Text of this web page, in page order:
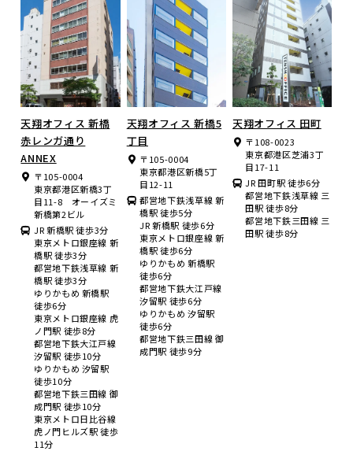
天翔オフィス 新橋
赤レンガ通り
ANNEX
〒105-0004
東京都港区新橋3丁
目11-8 オーイズミ
新橋第2ビル
JR 新橋駅 徒歩3分
東京メトロ銀座線 新
橋駅 徒歩3分
都営地下鉄浅草線 新
橋駅 徒歩3分
ゆりかもめ 新橋駅
徒歩6分
東京メトロ銀座線 虎
ノ門駅 徒歩8分
都営地下鉄大江戸線
汐留駅 徒歩10分
ゆりかもめ 汐留駅
徒歩10分
都営地下鉄三田線 御
成門駅 徒歩10分
東京メトロ日比谷線
虎ノ門ヒルズ駅 徒歩
11分
天翔オフィス 新橋5
丁目
〒105-0004
東京都港区新橋5丁
目12-11
都営地下鉄浅草線 新
橋駅 徒歩5分
JR 新橋駅 徒歩6分
東京メトロ銀座線 新
橋駅 徒歩6分
ゆりかもめ 新橋駅
徒歩6分
都営地下鉄大江戸線
汐留駅 徒歩6分
ゆりかもめ 汐留駅
徒歩6分
都営地下鉄三田線 御
成門駅 徒歩9分
天翔オフィス 田町
〒108-0023
東京都港区芝浦3丁
目17-11
JR 田町駅 徒歩6分
都営地下鉄浅草線 三
田駅 徒歩8分
都営地下鉄三田線 三
田駅 徒歩8分